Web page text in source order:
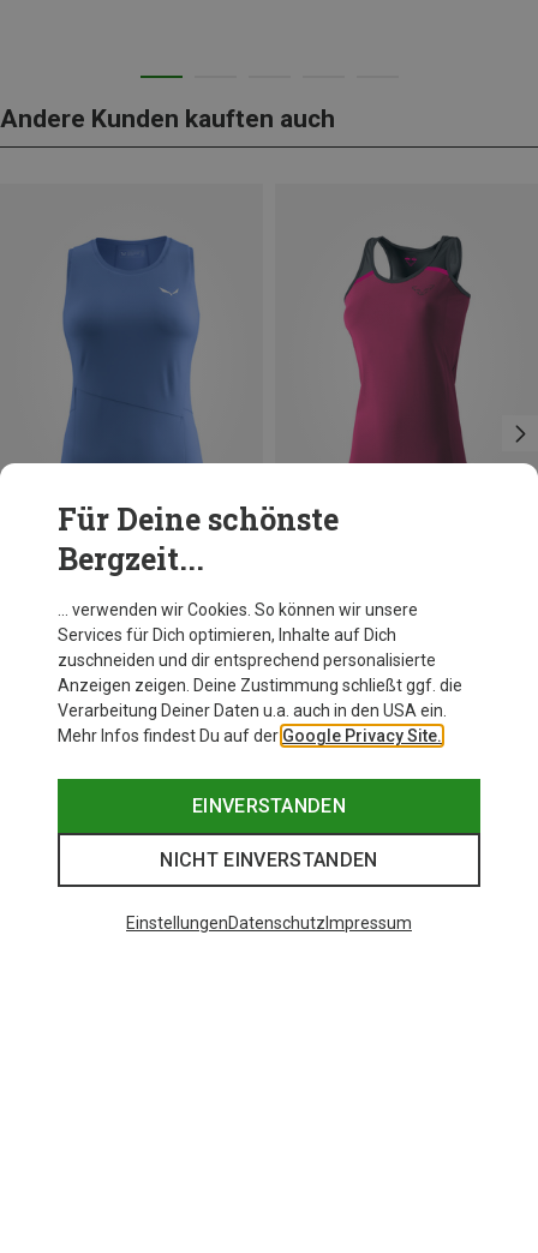
Andere Kunden kauften auch
Du sparst 30%
Dynafit
Damen Alpine Pro Tanktop
54,95 €
Für Deine schönste
Bergzeit...
… verwenden wir Cookies. So können wir unsere
Services für Dich optimieren, Inhalte auf Dich
zuschneiden und dir entsprechend personalisierte
Anzeigen zeigen. Deine Zustimmung schließt ggf. die
Verarbeitung Deiner Daten u.a. auch in den USA ein.
Mehr Infos findest Du auf der Google Privacy Site.
EINVERSTANDEN
NICHT EINVERSTANDEN
EinstellungenDatenschutz Impressum